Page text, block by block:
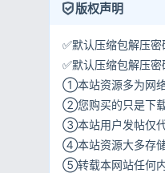
版权声明
✅默认压缩包解压
✅默认压缩包解压
①本站资源多为网络
②您购买的只是下载
③本站用户发帖仅代
④本站资源大多存储
⑤转载本网站任何内